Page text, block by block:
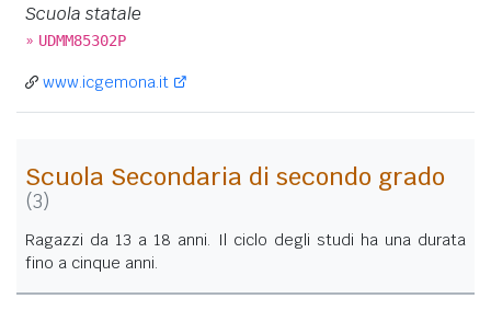
Scuola statale
» UDMM85302P
www.icgemona.it
Scuola Secondaria di secondo grado
(3)
Ragazzi da 13 a 18 anni. Il ciclo degli studi ha una durata
fino a cinque anni.